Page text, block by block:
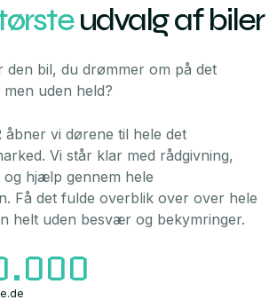
udvalg af biler
den bil, du drømmer om på det
uden held?
åbner vi dørene til hele det
Vi står klar med rådgivning,
og hjælp gennem hele
Få det fulde overblik over over hele
helt uden besvær og bekymringer.